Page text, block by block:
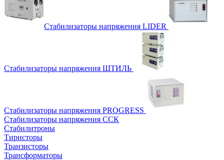
Стабилизаторы напряжения LIDER
Стабилизаторы напряжения ШТИЛЬ
Стабилизаторы напряжения PROGRESS
Стабилизаторы напряжения ССК
Стабилитроны
Тиристоры
Транзисторы
Трансформаторы